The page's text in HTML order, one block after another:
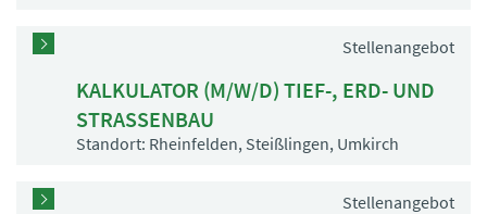
Stellenangebot
KALKULATOR (M/W/D) TIEF-, ERD- UND
STRASSENBAU
Standort: Rheinfelden, Steißlingen, Umkirch
Stellenangebot